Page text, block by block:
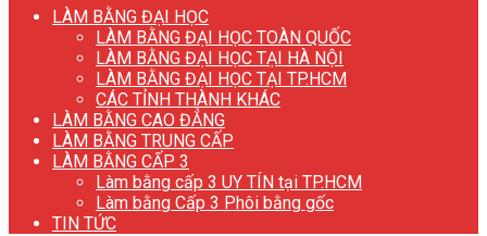
LÀM BẰNG ĐẠI HỌC
LÀM BẰNG ĐẠI HỌC TOÀN QUỐC
LÀM BẰNG ĐẠI HỌC TẠI HÀ NỘI
LÀM BẰNG ĐẠI HỌC TẠI TP.HCM
CÁC TỈNH THÀNH KHÁC
LÀM BẰNG CAO ĐẲNG
LÀM BẰNG TRUNG CẤP
LÀM BẰNG CẤP 3
Làm bằng cấp 3 UY TÍN tại TP.HCM
Làm bằng Cấp 3 Phôi bằng gốc
TIN TỨC